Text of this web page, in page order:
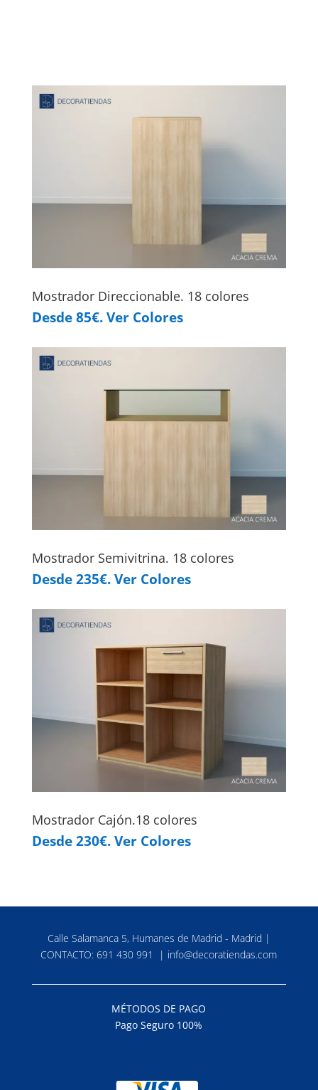
Mostrador Direccionable. 18 colores
Desde 85€. Ver Colores
Mostrador Semivitrina. 18 colores
Desde 235€. Ver Colores
Mostrador Cajón.18 colores
Desde 230€. Ver Colores
Calle Salamanca 5, Humanes de Madrid - Madrid |
CONTACTO:691 430 991 | info@decoratiendas.com
MÉTODOS DE PAGO
Pago Seguro 100%